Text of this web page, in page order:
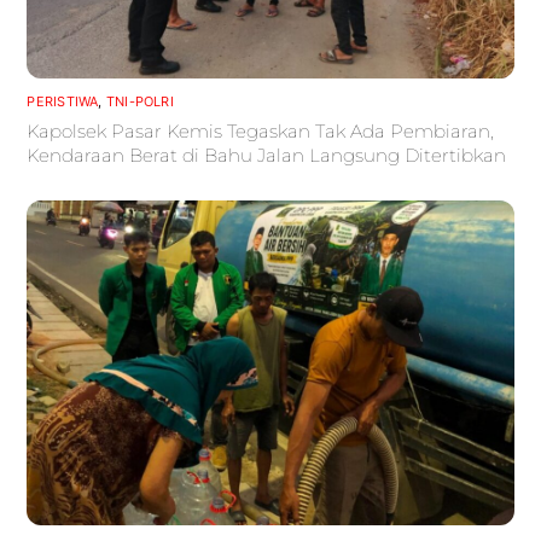
PERISTIWA, TNI-POLRI
Kapolsek Pasar Kemis Tegaskan Tak Ada Pembiaran,
Kendaraan Berat di Bahu Jalan Langsung Ditertibkan